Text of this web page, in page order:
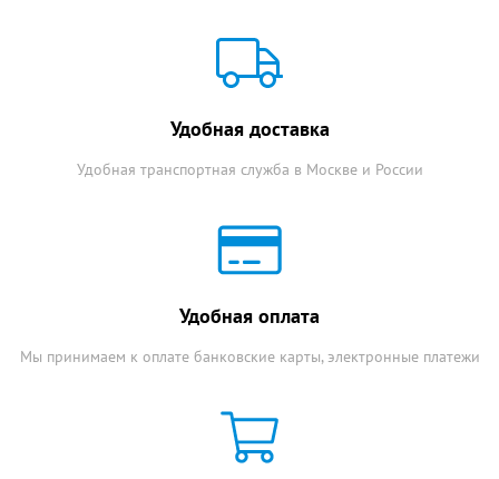
Удобная доставка
Удобная транспортная служба в Москве и России
Удобная оплата
Мы принимаем к оплате банковские карты, электронные платежи